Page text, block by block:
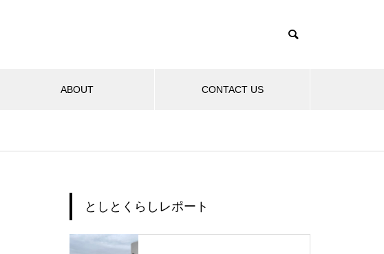
ABOUT CONTACT US
としとくらしレポート